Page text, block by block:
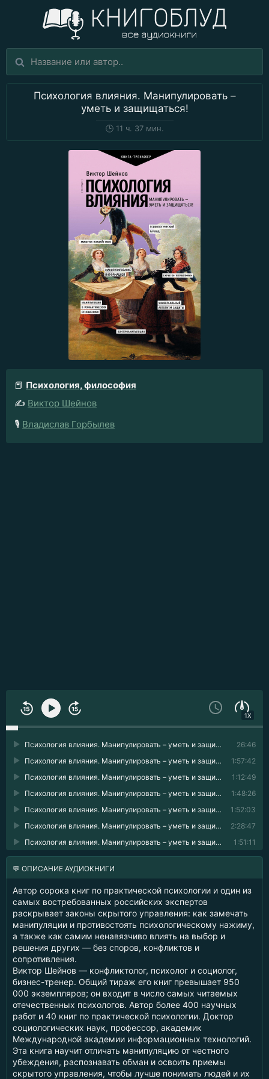
Психология влияния. Манипулировать –
уметь и защищаться!
🕒11 ч. 37 мин.
📕 Психология, философия
✍️ Виктор Шейнов
🎙️ Владислав Горбылев
1X
26:46
Психология влияния. Манипулировать – уметь и защищаться! 01
1:57:42
Психология влияния. Манипулировать – уметь и защищаться! 02
1:12:49
Психология влияния. Манипулировать – уметь и защищаться! 03
1:48:26
Психология влияния. Манипулировать – уметь и защищаться! 04
1:52:03
Психология влияния. Манипулировать – уметь и защищаться! 05
2:28:47
Психология влияния. Манипулировать – уметь и защищаться! 06
1:51:11
Психология влияния. Манипулировать – уметь и защищаться! 07
💬 ОПИСАНИЕ АУДИОКНИГИ
Автор сорока книг по практической психологии и один из
самых востребованных российских экспертов
раскрывает законы скрытого управления: как замечать
манипуляции и противостоять психологическому нажиму,
а также как самим ненавязчиво влиять на выбор и
решения других — без споров, конфликтов и
сопротивления.
Виктор Шейнов — конфликтолог, психолог и социолог,
бизнес-тренер. Общий тираж его книг превышает 950
000 экземпляров; он входит в число самых читаемых
отечественных психологов. Автор более 400 научных
работ и 40 книг по практической психологии. Доктор
социологических наук, профессор, академик
Международной академии информационных технологий.
Эта книга научит отличать манипуляцию от честного
убеждения, распознавать обман и освоить приемы
скрытого управления, чтобы лучше понимать людей и их